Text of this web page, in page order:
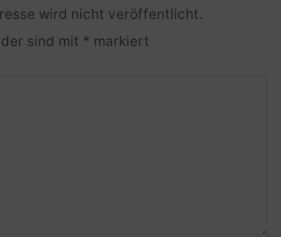
wird nicht veröffentlicht.
sind mit * markiert